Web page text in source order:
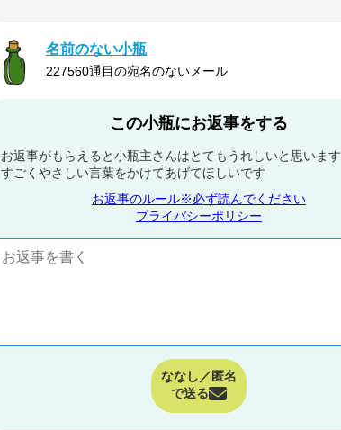
名前のない小瓶
227560通目の宛名のないメール
この小瓶にお返事をする
お返事がもらえると小瓶主さんはとてもうれしいと思います
すごくやさしい言葉をかけてあげてほしいです
お返事のルール※必ず読んでください
プライバシーポリシー
ななし／匿名
で送る